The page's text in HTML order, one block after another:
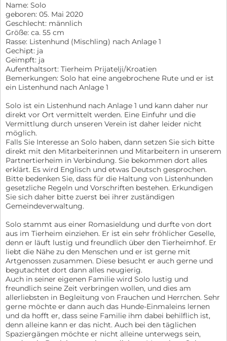
Name: Solo
geboren: 05. Mai 2020
Geschlecht: männlich
Größe: ca. 55 cm
Rasse: Listenhund (Mischling) nach Anlage 1
Gechipt: ja
Geimpft: ja
Aufenthaltsort: Tierheim Prijatelji/Kroatien
Bemerkungen: Solo hat eine angebrochene Rute und er ist
ein Listenhund nach Anlage 1
Solo ist ein Listenhund nach Anlage 1 und kann daher nur
direkt vor Ort vermittelt werden. Eine Einfuhr und die
Vermittlung durch unseren Verein ist daher leider nicht
möglich.
Falls Sie Interesse an Solo haben, dann setzen Sie sich bitte
direkt mit den Mitarbeiterinnen und Mitarbeitern in unserem
Partnertierheim in Verbindung. Sie bekommen dort alles
erklärt. Es wird Englisch und etwas Deutsch gesprochen.
Bitte bedenken Sie, dass für die Haltung von Listenhunden
gesetzliche Regeln und Vorschriften bestehen. Erkundigen
Sie sich daher bitte zuerst bei ihrer zuständigen
Gemeindeverwaltung.
Solo stammt aus einer Romasieldung und durfte von dort
aus im Tierheim einziehen. Er ist ein sehr fröhlicher Geselle,
denn er läuft lustig und freundlich über den Tierheimhof. Er
liebt die Nähe zu den Menschen und er ist gerne mit
Artgenossen zusammen. Diese besucht er auch gerne und
begutachtet dort dann alles neugierig.
Auch in seiner eigenen Familie wird Solo lustig und
freundlich seine Zeit verbringen wollen, und dies am
allerliebsten in Begleitung von Frauchen und Herrchen. Sehr
gerne möchte er dann auch das Hunde-Einmaleins lernen
und da hofft er, dass seine Familie ihm dabei behilflich ist,
denn alleine kann er das nicht. Auch bei den täglichen
Spaziergängen möchte er nicht alleine unterwegs sein,